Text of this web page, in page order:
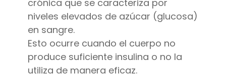
crónica que se caracteriza por
niveles elevados de azúcar (glucosa)
en sangre.
Esto ocurre cuando el cuerpo no
produce suficiente insulina o no la
utiliza de manera eficaz.